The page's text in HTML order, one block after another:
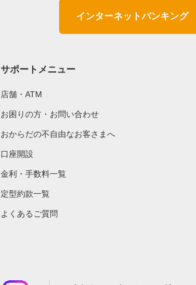
インターネットバンキング
サポートメニュー
店舗・ATM
お困りの方・お問い合わせ
おからだの不自由なお客さまへ
口座開設
金利・手数料一覧
定型約款一覧
よくあるご質問